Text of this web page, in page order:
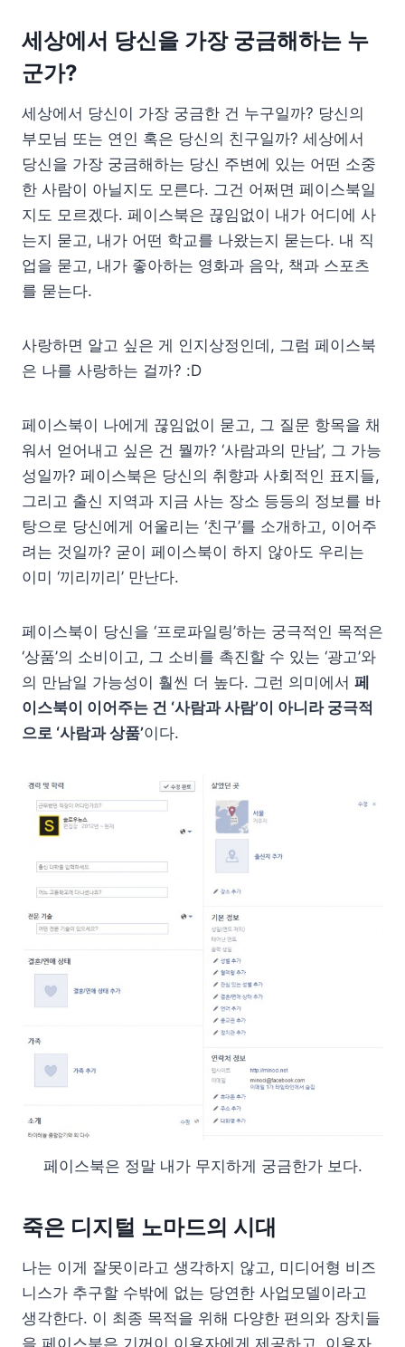
세상에서 당신을 가장 궁금해하는 누
군가?
세상에서 당신이 가장 궁금한 건 누구일까? 당신의
부모님 또는 연인 혹은 당신의 친구일까? 세상에서
당신을 가장 궁금해하는 당신 주변에 있는 어떤 소중
한 사람이 아닐지도 모른다. 그건 어쩌면 페이스북일
지도 모르겠다. 페이스북은 끊임없이 내가 어디에 사
는지 묻고, 내가 어떤 학교를 나왔는지 묻는다. 내 직
업을 묻고, 내가 좋아하는 영화과 음악, 책과 스포츠
를 묻는다.
사랑하면 알고 싶은 게 인지상정인데, 그럼 페이스북
은 나를 사랑하는 걸까? :D
페이스북이 나에게 끊임없이 묻고, 그 질문 항목을 채
워서 얻어내고 싶은 건 뭘까? ‘사람과의 만남’, 그 가능
성일까? 페이스북은 당신의 취향과 사회적인 표지들,
그리고 출신 지역과 지금 사는 장소 등등의 정보를 바
탕으로 당신에게 어울리는 ‘친구’를 소개하고, 이어주
려는 것일까? 굳이 페이스북이 하지 않아도 우리는
이미 ‘끼리끼리’ 만난다.
페이스북이 당신을 ‘프로파일링’하는 궁극적인 목적은
‘상품’의 소비이고, 그 소비를 촉진할 수 있는 ‘광고’와
의 만남일 가능성이 훨씬 더 높다. 그런 의미에서 페
이스북이 이어주는 건 ‘사람과 사람’이 아니라 궁극적
으로 ‘사람과 상품’이다.
페이스북은 정말 내가 무지하게 궁금한가 보다.
죽은 디지털 노마드의 시대
나는 이게 잘못이라고 생각하지 않고, 미디어형 비즈
니스가 추구할 수밖에 없는 당연한 사업모델이라고
생각한다. 이 최종 목적을 위해 다양한 편의와 장치들
을 페이스북은 기꺼이 이용자에게 제공하고, 이용자